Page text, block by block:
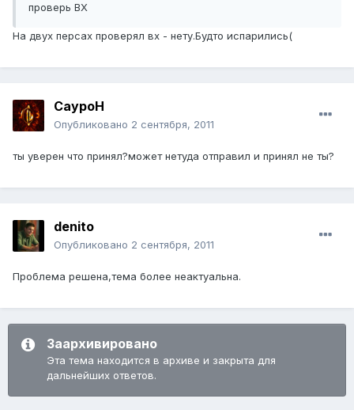
проверь ВХ
На двух персах проверял вх - нету.Будто испарились(
СауроН
Опубликовано 2 сентября, 2011
ты уверен что принял?может нетуда отправил и принял не ты?
denito
Опубликовано 2 сентября, 2011
Проблема решена,тема более неактуальна.
Заархивировано
Эта тема находится в архиве и закрыта для
дальнейших ответов.